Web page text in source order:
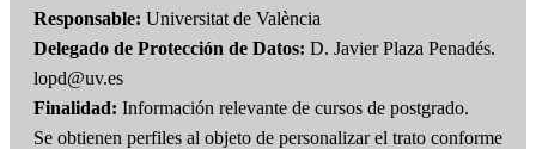
Responsable: Universitat de València
Delegado de Protección de Datos: D. Javier Plaza Penadés.
lopd@uv.es
Finalidad: Información relevante de cursos de postgrado.
Se obtienen perfiles al objeto de personalizar el trato conforme